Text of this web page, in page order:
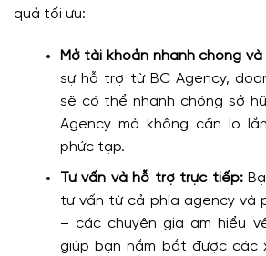
quả tối ưu:
Mở tài khoản nhanh chóng
sự hỗ trợ từ BC Agency,
sẽ có thể nhanh chóng sở
Agency mà không cần lo
phức tạp.
Tư vấn và hỗ trợ trực tiếp:
tư vấn từ cả phía agency và
– các chuyên gia am hiểu
giúp bạn nắm bắt được các